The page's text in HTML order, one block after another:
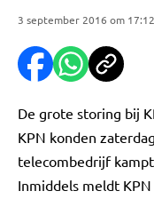
3 september 2016 om
De grote storing bij
KPN konden
telecombedrijf
Inmiddels meldt